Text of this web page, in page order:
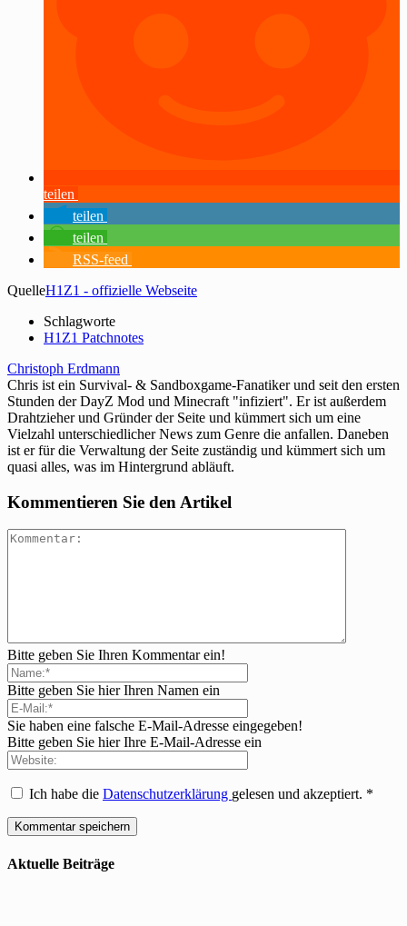
teilen
teilen
teilen
RSS-feed
QuelleH1Z1 - offizielle Webseite
Schlagworte
H1Z1 Patchnotes
Christoph Erdmann
Chris ist ein Survival- & Sandboxgame-Fanatiker und seit den ersten
Stunden der DayZ Mod und Minecraft "infiziert". Er ist außerdem
Drahtzieher und Gründer der Seite und kümmert sich um eine
Vielzahl unterschiedlicher News zum Genre die anfallen. Daneben
ist er für die Verwaltung der Seite zuständig und kümmert sich um
quasi alles, was im Hintergrund abläuft.
Kommentieren Sie den Artikel
Bitte geben Sie Ihren Kommentar ein!
Bitte geben Sie hier Ihren Namen ein
Sie haben eine falsche E-Mail-Adresse eingegeben!
Bitte geben Sie hier Ihre E-Mail-Adresse ein
Ich habe die Datenschutzerklärung gelesen und akzeptiert. *
Aktuelle Beiträge